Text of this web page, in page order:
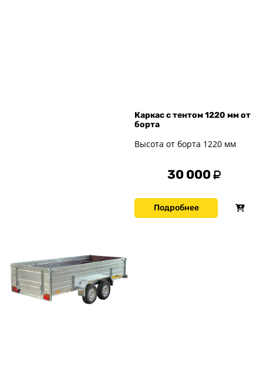
Каркас с тентом 1220 мм от
борта
Высота от борта 1220 мм
30 000
Подробнее